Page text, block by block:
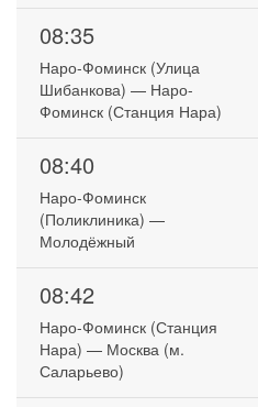
08:35
Наро-Фоминск (Улица
Шибанкова) — Наро-
Фоминск (Станция Нара)
08:40
Наро-Фоминск
(Поликлиника) —
Молодёжный
08:42
Наро-Фоминск (Станция
Нара) — Москва (м.
Саларьево)